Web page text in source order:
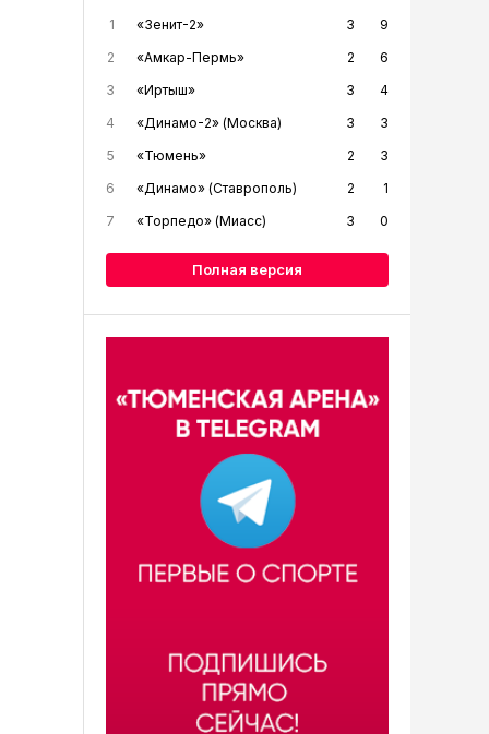
1 «Зенит-2» 3
9
2
«Амкар-Пермь» 2
6
3
«Иртыш» 3
4
4
«Динамо-2» (Москва) 3
3
5
«Тюмень» 2
3
6
«Динамо» (Ставрополь) 2
1
7
«Торпедо» (Миасс) 3 0
Полная версия